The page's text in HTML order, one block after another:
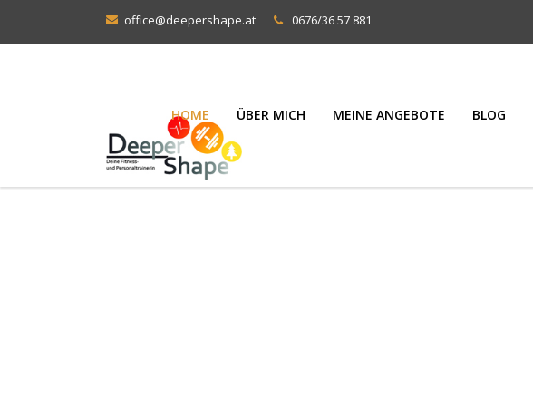
office@deepershape.at 0676/36 57 881
HOME ÜBER MICH MEINE ANGEBOTE BLOG